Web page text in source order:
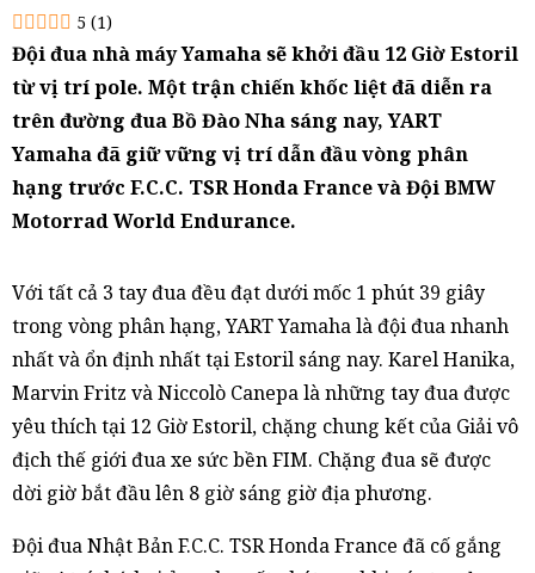
5 (1)
Đội đua nhà máy Yamaha sẽ khởi đầu 12 Giờ Estoril
từ vị trí pole. Một trận chiến khốc liệt đã diễn ra
trên đường đua Bồ Đào Nha sáng nay, YART
Yamaha đã giữ vững vị trí dẫn đầu vòng phân
hạng trước F.C.C. TSR Honda France và Đội BMW
Motorrad World Endurance.
Với tất cả 3 tay đua đều đạt dưới mốc 1 phút 39 giây
trong vòng phân hạng, YART Yamaha là đội đua nhanh
nhất và ổn định nhất tại Estoril sáng nay. Karel Hanika,
Marvin Fritz và Niccolò Canepa là những tay đua được
yêu thích tại 12 Giờ Estoril, chặng chung kết của Giải vô
địch thế giới đua xe sức bền FIM. Chặng đua sẽ được
dời giờ bắt đầu lên 8 giờ sáng giờ địa phương.
Đội đua Nhật Bản F.C.C. TSR Honda France đã cố gắng